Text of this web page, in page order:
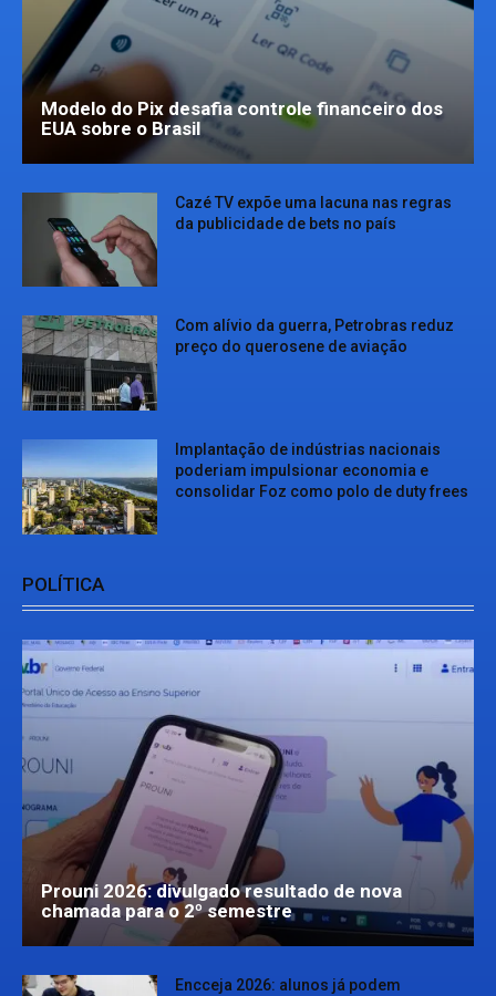
Modelo do Pix desafia controle financeiro dos
EUA sobre o Brasil
Cazé TV expõe uma lacuna nas regras
da publicidade de bets no país
Com alívio da guerra, Petrobras reduz
preço do querosene de aviação
Implantação de indústrias nacionais
poderiam impulsionar economia e
consolidar Foz como polo de duty frees
POLÍTICA
Prouni 2026: divulgado resultado de nova
chamada para o 2º semestre
Encceja 2026: alunos já podem